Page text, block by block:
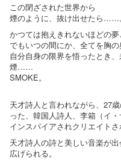
この閉ざされた世界から
煙のように、抜け出せたら……。
かつては抱えきれないほどの夢
でもいつの間にか、全てを胸の
自分自身の限界を悟ったとき
煙……
SMOKE。
天才詩人と言われながら、27
った、韓国人詩人、李箱（イ
インスパイアされクリエイト
天才詩人の詩と美しい音楽が
広げられる。